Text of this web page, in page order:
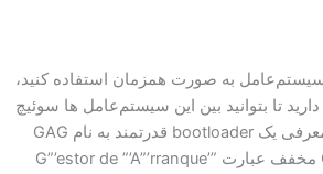
سیستم‌عامل به صورت همزمان استفاده کنید،
تا بتوانید بین این سیستم‌عامل ها سوئیچ
کنید. در این مقاله به معرفی یک bootloader قدرتمند به نام GAG
خواهیم پرداخت. GAG مخفف عبارت ”’G”’estor de ”’A”’rranque